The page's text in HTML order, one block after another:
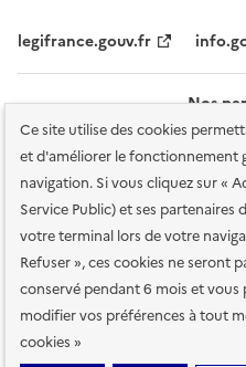
Ce site utilise des cookies
et d'améliorer le fonctionnement
navigation. Si vous cliquez sur «
Service Public) et ses partenaires
votre terminal lors de votre
Refuser », ces cookies ne seront
conservé pendant 6 mois et
modifier vos préférences à tout
cookies »
legifrance.gouv.fr
Nos
Plan du site Accessibilité :
services en ligne Mentions légales
Conditions générales d'utilisation